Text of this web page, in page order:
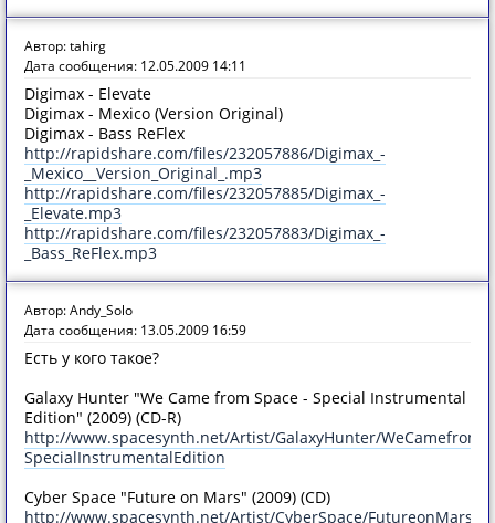
Автор: tahirg
Дата сообщения: 12.05.2009 14:11
Digimax - Elevate
Digimax - Mexico (Version Original)
Digimax - Bass ReFlex
http://rapidshare.com/files/232057886/Digimax_-
_Mexico__Version_Original_.mp3
http://rapidshare.com/files/232057885/Digimax_-
_Elevate.mp3
http://rapidshare.com/files/232057883/Digimax_-
_Bass_ReFlex.mp3
Автор: Andy_Solo
Дата сообщения: 13.05.2009 16:59
Есть у кого такое?
Galaxy Hunter "We Came from Space - Special Instrumental
Edition" (2009) (CD-R)
http://www.spacesynth.net/Artist/GalaxyHunter/
SpecialInstrumentalEdition
Cyber Space "Future on Mars" (2009) (CD)
http://www.spacesynth.net/Artist/CyberSpace/FutureonMars